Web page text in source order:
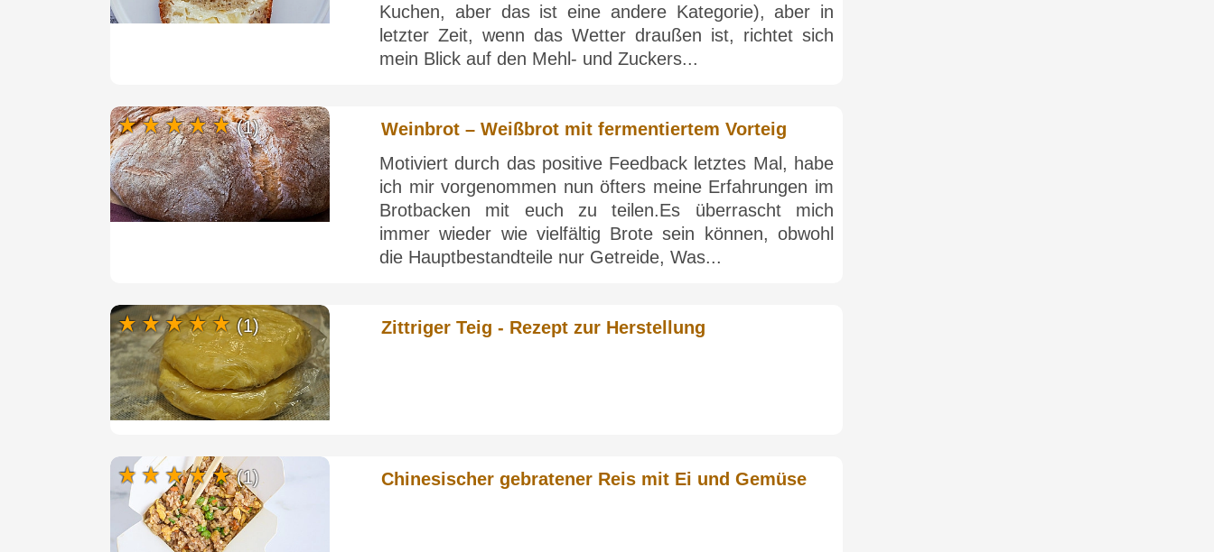
Kuchen, aber das ist eine andere Kategorie), aber in
letzter Zeit, wenn das Wetter draußen ist, richtet sich
mein Blick auf den Mehl- und Zuckers...
Weinbrot – Weißbrot mit fermentiertem Vorteig
Motiviert durch das positive Feedback letztes Mal, habe
ich mir vorgenommen nun öfters meine Erfahrungen im
Brotbacken mit euch zu teilen.Es überrascht mich
immer wieder wie vielfältig Brote sein können, obwohl
die Hauptbestandteile nur Getreide, Was...
(1)
Zittriger Teig - Rezept zur Herstellung
(1)
Chinesischer gebratener Reis mit Ei und Gemüse
(1)